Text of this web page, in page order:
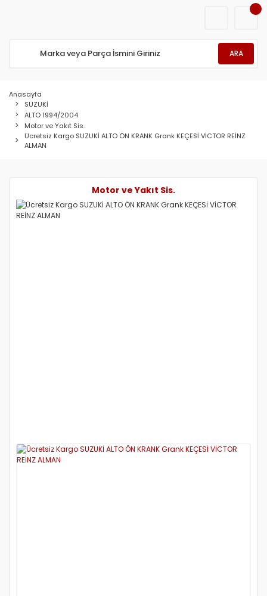
ARA
Anasayfa
SUZUKİ
ALTO 1994/2004
Motor ve Yakıt Sis.
Ücretsiz Kargo SUZUKİ ALTO ÖN KRANK Grank KEÇESİ VİCTOR REİNZ
ALMAN
Motor ve Yakıt Sis.